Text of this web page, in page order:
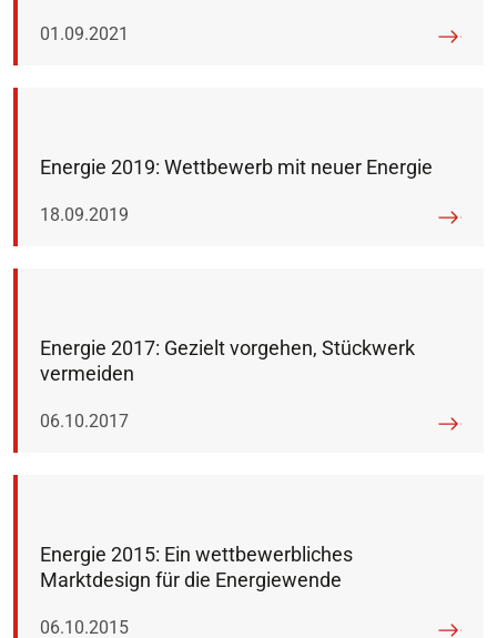
Veröffentlicht am:
01.09.2021
Energie 2019: Wettbewerb mit neuer Energie
Veröffentlicht am:
18.09.2019
Energie 2017: Gezielt vorgehen, Stückwerk
vermeiden
Veröffentlicht am:
06.10.2017
Energie 2015: Ein wettbewerbliches
Marktdesign für die Energiewende
Veröffentlicht am:
06.10.2015